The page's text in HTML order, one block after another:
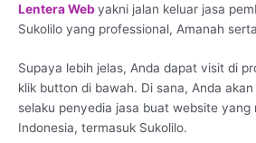
Lentera Web yakni jalan keluar jasa
Sukolilo yang professional, Amanah
Supaya lebih jelas, Anda dapat visit di
klik button di bawah. Di sana, Anda
selaku penyedia jasa buat website yang
Indonesia, termasuk Sukolilo.